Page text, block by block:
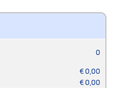
0
€0,00
€0,00